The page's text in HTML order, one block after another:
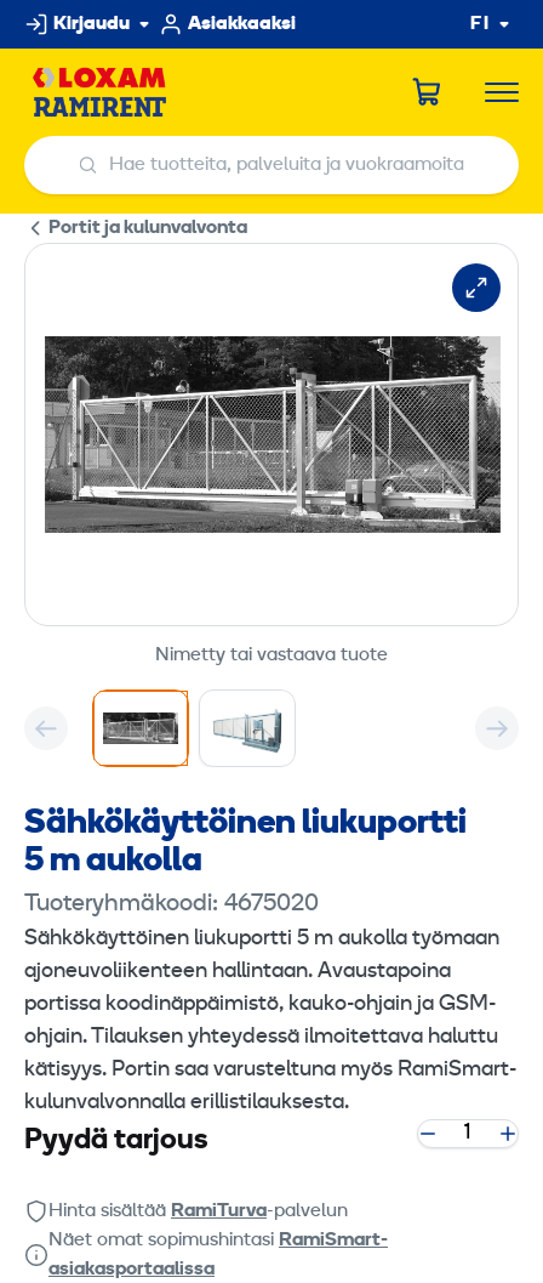
Hyppää
sisältöön
Kirjaudu Asiakkaaksi FI
Hae tuotteita, palveluita ja vuokraamoita
Hae tuotteita, palveluita ja vuokraamoita
Portit ja kulunvalvonta
Nimetty tai vastaava tuote
Sähkö­käyttöinen liukuportti
5 m aukolla
Tuoteryhmäkoodi: 4675020
Sähkökäyttöinen liukuportti 5 m aukolla työmaan
ajoneuvoliikenteen hallintaan. Avaustapoina
portissa koodinäppäimistö, kauko-ohjain ja GSM-
ohjain. Tilauksen yhteydessä ilmoitettava haluttu
kätisyys. Portin saa varusteltuna myös RamiSmart-
kulunvalvonnalla erillistilauksesta.
Pyydä tarjous
Hinta sisältää RamiTurva-palvelun
Näet omat sopimushintasi RamiSmart-
asiakasportaalissa